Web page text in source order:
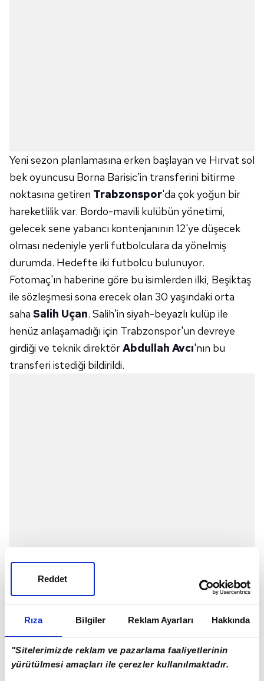
Rıza Bilgiler Reklam Ayarları Hakkında
"Sitelerimizde reklam ve pazarlama faaliyetlerinin
yürütülmesi amaçları ile çerezler kullanılmaktadır.
Reddet
Yeni sezon planlamasına erken başlayan ve Hırvat sol
bek oyuncusu Borna Barisic'in transferini bitirme
noktasına getiren Trabzonspor'da çok yoğun bir
hareketlilik var. Bordo-mavili kulübün yönetimi,
gelecek sene yabancı kontenjanının 12'ye düşecek
olması nedeniyle yerli futbolculara da yönelmiş
durumda. Hedefte iki futbolcu bulunuyor.
Fotomaç'ın haberine göre bu isimlerden ilki, Beşiktaş
ile sözleşmesi sona erecek olan 30 yaşındaki orta
saha Salih Uçan. Salih'in siyah-beyazlı kulüp ile
henüz anlaşamadığı için Trabzonspor'un devreye
girdiği ve teknik direktörAbdullah Avcı'nın bu
transferi istediği bildirildi.